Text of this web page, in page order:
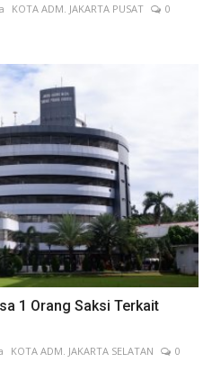
KOTA ADM. JAKARTA PUSAT
0
1 Orang Saksi Terkait
KOTA ADM. JAKARTA SELATAN
0